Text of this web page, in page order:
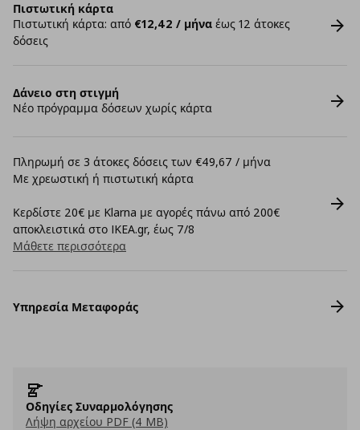
Πιστωτική κάρτα
Πιστωτική κάρτα: από €12,42 / μήνα έως 12 άτοκες
δόσεις
Δάνειο στη στιγμή
Νέο πρόγραμμα δόσεων χωρίς κάρτα
Πληρωμή σε 3 άτοκες δόσεις των €49,67 / μήνα
Με χρεωστική ή πιστωτική κάρτα
Κερδίστε 20€ με Klarna με αγορές πάνω από 200€
αποκλειστικά στο IKEA.gr, έως 7/8
Μάθετε περισσότερα
Υπηρεσία Μεταφοράς
Οδηγίες Συναρμολόγησης
Λήψη αρχείου PDF (4 MB)